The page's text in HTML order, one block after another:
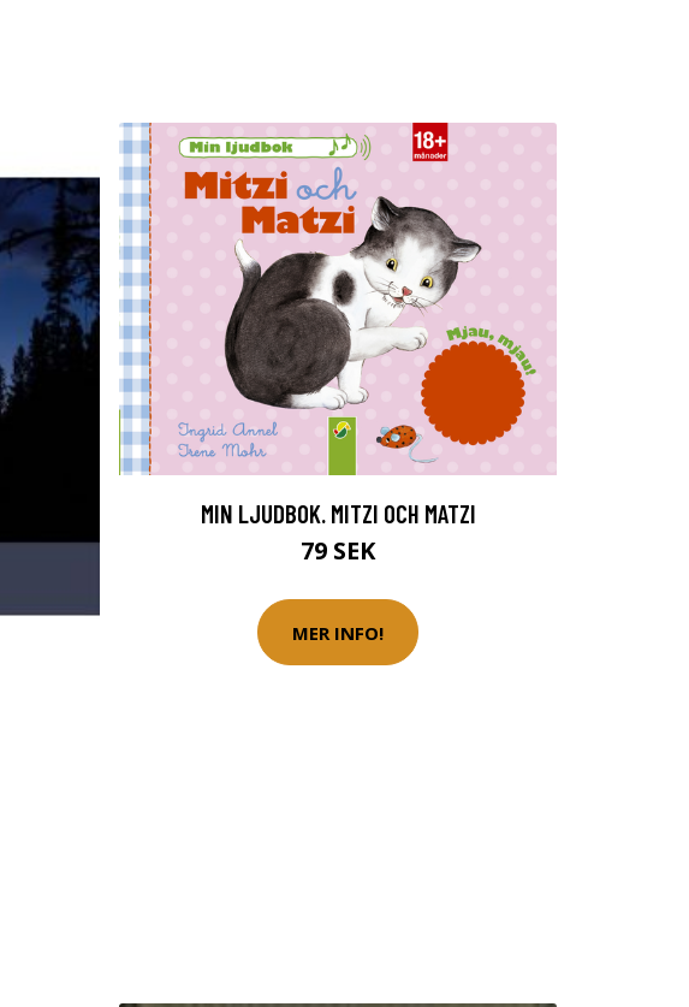
MIN LJUDBOK. MITZI OCH MATZI
79 SEK
MER INFO!